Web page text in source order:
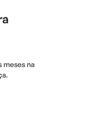
meses na